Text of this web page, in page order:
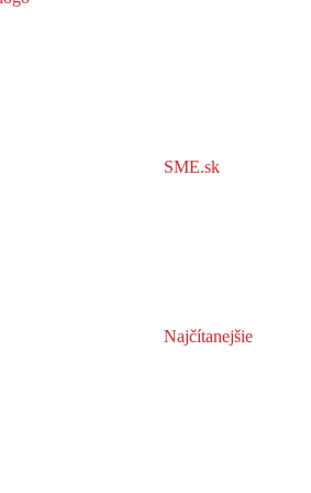
SME.sk
Najčítanejšie